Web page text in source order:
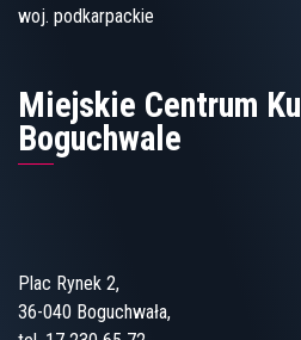
woj. podkarpackie
Miejskie Centrum
Boguchwale
Plac Rynek 2,
36-040 Boguchwała,